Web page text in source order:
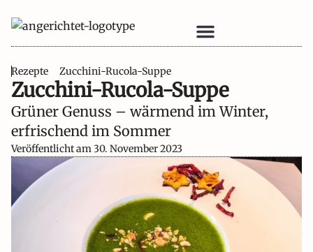
Rezepte Zucchini-Rucola-Suppe
Zucchini-Rucola-Suppe
Grüner Genuss – wärmend im Winter,
erfrischend im Sommer
Veröffentlicht am30. November 2023